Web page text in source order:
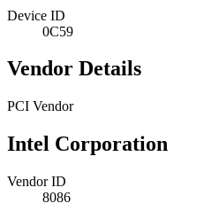
Device ID
0C59
Vendor Details
PCI Vendor
Intel Corporation
Vendor ID
8086